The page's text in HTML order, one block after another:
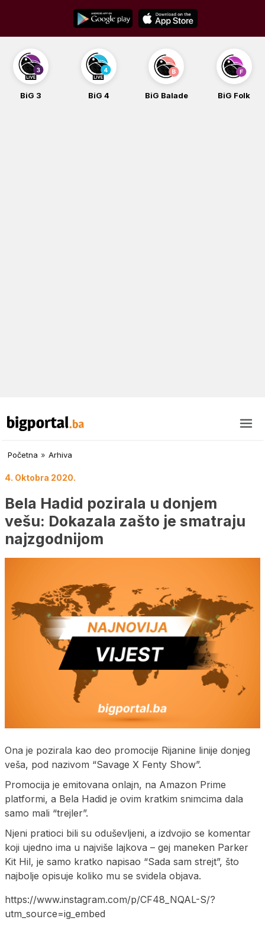
content
BiG 3 BiG 4 BiG Balade BiG Folk
Početna » Arhiva
4. Oktobra 2020.
Bela Hadid pozirala u donjem
vešu: Dokazala zašto je smatraju
najzgodnijom
Ona je pozirala kao deo promocije Rijanine linije donjeg
veša, pod nazivom “Savage X Fenty Show”.
Promocija je emitovana onlajn, na Amazon Prime
platformi, a Bela Hadid je ovim kratkim snimcima dala
samo mali “trejler”.
Njeni pratioci bili su oduševljeni, a izdvojio se komentar
koji ujedno ima u najviše lajkova – gej maneken Parker
Kit Hil, je samo kratko napisao “Sada sam strejt”, što
najbolje opisuje koliko mu se svidela objava.
https://www.instagram.com/p/CF48_NQAL-S/?
utm_source=ig_embed